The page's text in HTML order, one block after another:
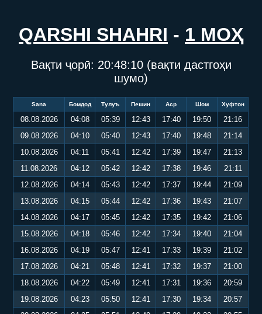
QARSHI SHAHRI - 1 МОҲ
Вақти ҷорӣ: 20:48:10(вақти дастгоҳи
шумо)
Sana Бомдод Тулуъ Пешин Аср Шом Хуфтон
08.08.2026 04:08 05:39 12:43 17:40 19:50
21:16
09.08.2026
04:10 05:40 12:43 17:40 19:48
21:14
10.08.2026
04:11 05:41 12:42 17:39 19:47
21:13
11.08.2026
04:12 05:42 12:42 17:38 19:46
21:11
12.08.2026
04:14 05:43 12:42 17:37 19:44
21:09
13.08.2026
04:15 05:44 12:42 17:36 19:43
21:07
14.08.2026
04:17 05:45 12:42 17:35 19:42
21:06
15.08.2026
04:18 05:46 12:42 17:34 19:40
21:04
16.08.2026
04:19 05:47 12:41 17:33 19:39
21:02
17.08.2026
04:21 05:48 12:41 17:32 19:37
21:00
18.08.2026
04:22 05:49 12:41 17:31 19:36
20:59
19.08.2026
04:23 05:50 12:41 17:30 19:34
20:57